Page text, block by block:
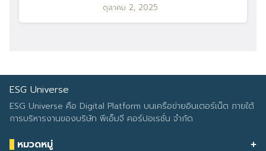
ตุลาคม 2, 2025
ESG Universe
ESG Universe คือ Digital Platform บนเครือข่ายอินเตอร์เน็ต ภายใต้
การบริหารงานของบริษัท พีเอ็มจี คอร์ปอเรชั่น จำกัด
หมวดหมู่